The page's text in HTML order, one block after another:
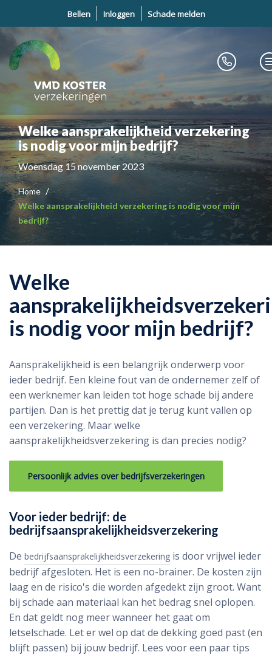
Bellen Inloggen Schade melden
Welke aansprakelijkheid verzekering
is nodig voor mijn bedrijf?
Woensdag 15 november 2023
Home
Welke aansprakelijkheid verzekering is nodig voor mijn
bedrijf?
Welke
is nodig voor mijn bedrijf?
Aansprakelijkheid is een belangrijk onderwerp voor
ieder bedrijf. Een kleine fout van de ondernemer zelf of
een werknemer kan leiden tot hoge schade bij andere
partijen. Dan is het prettig dat je terug kunt vallen op
een verzekering. Maar welke
aansprakelijkheidsverzekering is dan precies nodig?
Persoonlijk advies over bedrijfsverzekeringen
Voor ieder bedrijf: de
bedrijfsaansprakelijkheidsverzekering
De bedrijfsaansprakelijkheidsverzekering is door vrijwel ieder
bedrijf afgesloten. Het is een no-brainer. De kosten zijn
laag en de risico's die worden afgedekt zijn groot. Want
bij schade aan materiaal kan het bedrag snel oplopen.
En dat geldt nog meer wanneer het gaat om
letselschade. Let er wel op dat de dekking goed past (en
blijft passen) bij jouw bedrijf. Lees voor een paar tips